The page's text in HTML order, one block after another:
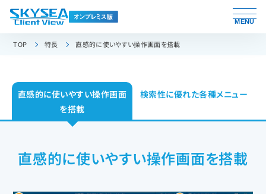
MENU
TOP 特長 直感的に使いやすい操作画面を搭載
直感的に使いやすい操作画面
を搭載
検索性に優れた各種メニュー
直感的に使いやすい操作画面を搭載